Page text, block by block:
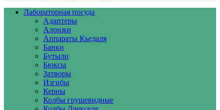
Лабораторная посуда
Адаптеры
Алонжи
Аппараты Кьедаля
Банки
Бутыли
Бюксы
Затворы
Изгибы
Керны
Колбы грушевидные